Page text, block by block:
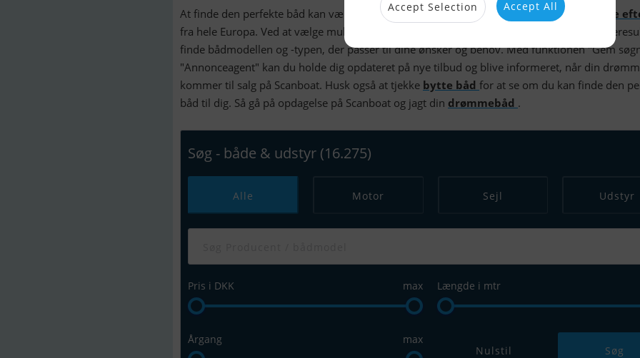
At finde den perfekte båd kan være en udfordring, men hos Scanboat er det nemt at
søge
fra hele Europa. Ved at vælge muligheden for at søge en båd kan du indsnævre dine
finde bådmodellen og -typen, der passer til dine ønsker og behov. Med funktionen "Gem
"Annonceagent" kan du holde dig opdateret på nye tilbud og blive informeret, når din
kommer til salg på Scanboat. Husk også at tjekke bytte båd for at se om du kan finde den
båd til dig. Så gå på opdagelse på Scanboat og jagt din drømmebåd .
Søg - både & udstyr (16.275)
Alle Motor Sejl Udstyr
Pris i DKK max Længde i mtr
Årgang
max
Nulstil
Accept Selection Accept All